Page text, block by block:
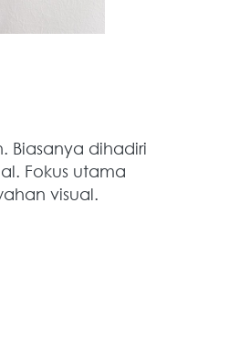
dihadiri
Fokus utama
visual.